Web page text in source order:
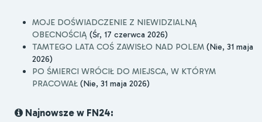
MOJE DOŚWIADCZENIE Z NIEWIDZIALNĄ
OBECNOŚCIĄ (Śr, 17 czerwca 2026)
TAMTEGO LATA COŚ ZAWISŁO NAD POLEM (Nie, 31 maja
2026)
PO ŚMIERCI WRÓCIŁ DO MIEJSCA, W KTÓRYM
PRACOWAŁ (Nie, 31 maja 2026)
Najnowsze w FN24: